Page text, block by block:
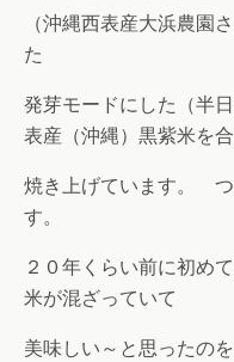
（沖縄西表産大浜農園
た
発芽モードにした（半
表産（沖縄）黒紫米を
焼き上げています。
す。
２０年くらい前に初め
米が混ざっていて
美味しい～と思ったの